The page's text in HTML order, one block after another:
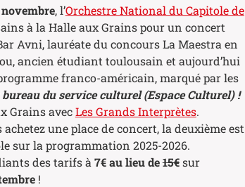
, l’Orchestre National du Capitole de
à la Halle aux Grains pour un concert
Avni, lauréate du concours La Maestra en
ancien étudiant toulousain et aujourd’hui
franco-américain, marqué par les
du service culturel (Espace Culturel) !
Grains avecLes Grands Interprètes.
une place de concert, la deuxième est
sur la programmation 2025-2026.
des tarifs à 7€ au lieu de15€sur
!